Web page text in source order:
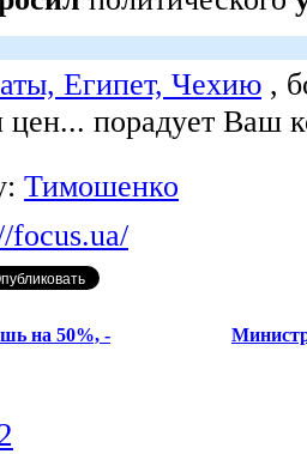
Египет, Чехию ,
цен... порадует Ваш
Тимошенко
focus.ua/
на 50%, -